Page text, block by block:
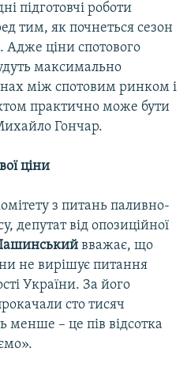
підготовчі роботи
тим, як почнеться сезон
ціни спотового
максимально
між спотовим ринком і
практично може бути
Гончар.
ціни
з питань паливно-
депутат від опозиційної
вважає, що
не вирішує питання
України. За його
сто тисяч
менше – це пів відсотка